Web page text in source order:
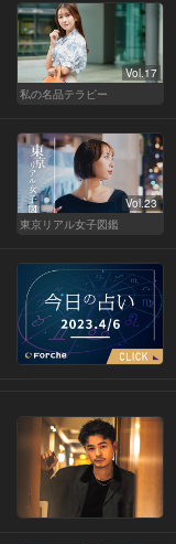
Vol.17
私の名品テラピー
Vol.23
東京リアル女子図鑑